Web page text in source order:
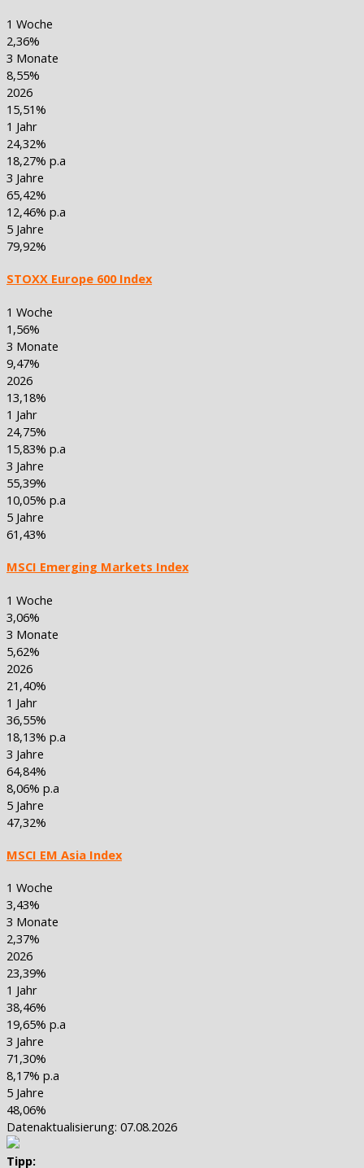
1 Woche
2,36%
3 Monate
8,55%
2026
15,51%
1 Jahr
24,32%
18,27% p.a
3 Jahre
65,42%
12,46% p.a
5 Jahre
79,92%
STOXX Europe 600 Index
1 Woche
1,56%
3 Monate
9,47%
2026
13,18%
1 Jahr
24,75%
15,83% p.a
3 Jahre
55,39%
10,05% p.a
5 Jahre
61,43%
MSCI Emerging Markets Index
1 Woche
3,06%
3 Monate
5,62%
2026
21,40%
1 Jahr
36,55%
18,13% p.a
3 Jahre
64,84%
8,06% p.a
5 Jahre
47,32%
MSCI EM Asia Index
1 Woche
3,43%
3 Monate
2,37%
2026
23,39%
1 Jahr
38,46%
19,65% p.a
3 Jahre
71,30%
8,17% p.a
5 Jahre
48,06%
Datenaktualisierung: 07.08.2026
Tipp: